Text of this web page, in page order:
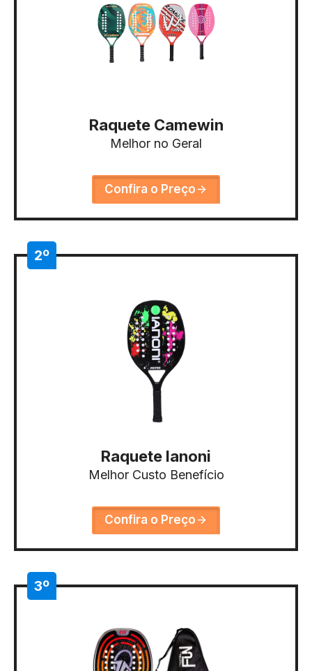
Raquete Camewin
Melhor no Geral
Confira o Preço
2º
Raquete Ianoni
Melhor Custo Benefício
Confira o Preço
3º